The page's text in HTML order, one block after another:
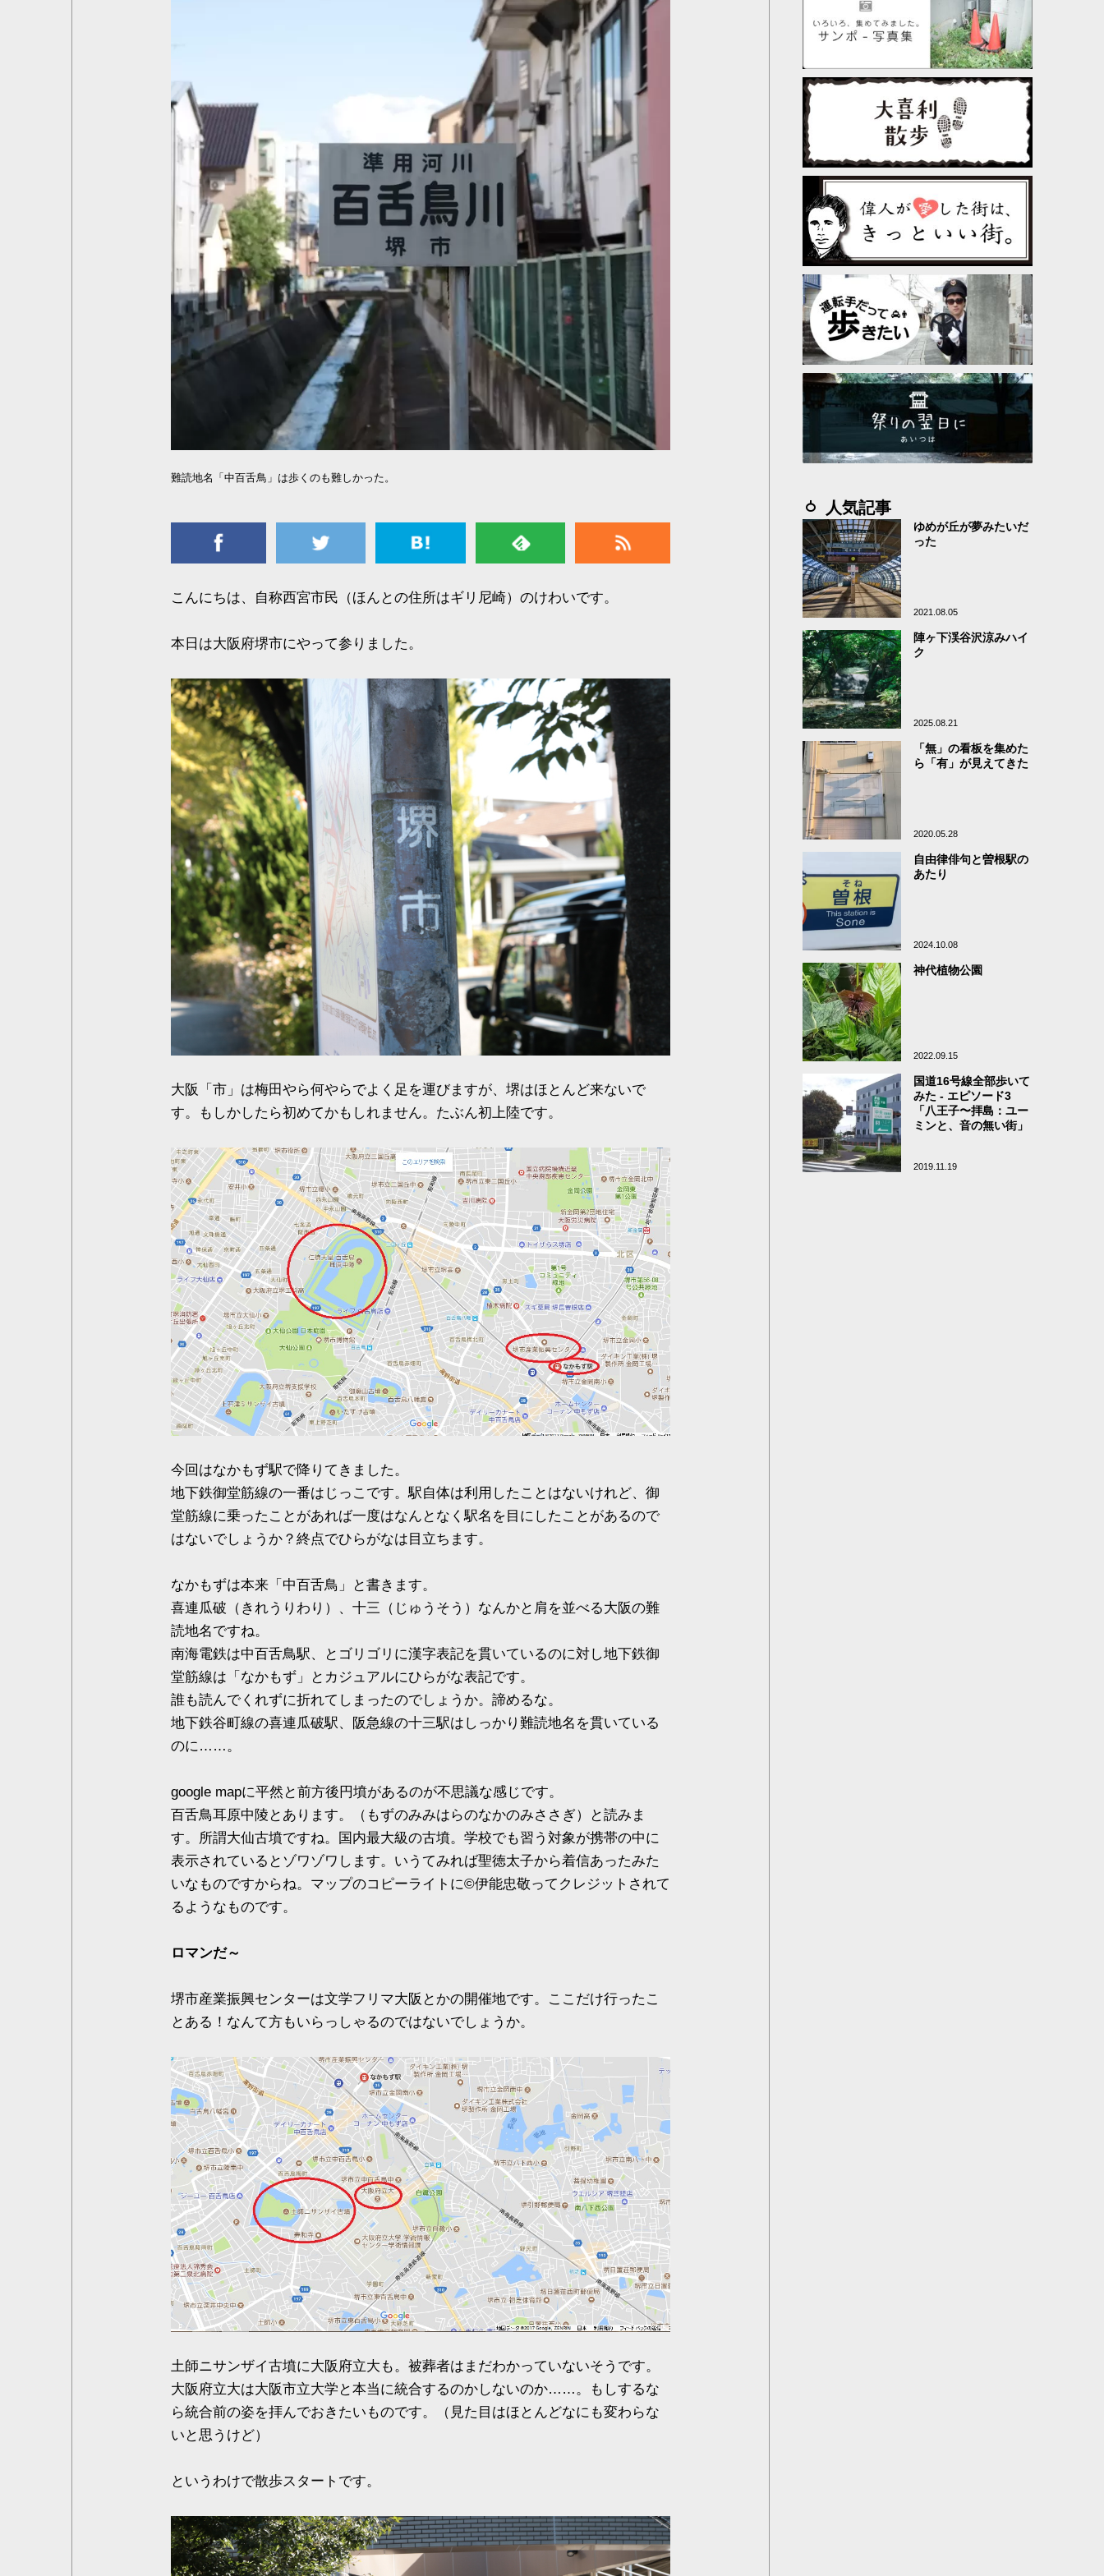
難読地名「中百舌鳥」は歩くのも難しかった。
こんにちは、自称西宮市民（ほんとの住所はギリ尼崎）のけわいです。
本日は大阪府堺市にやって参りました。
大阪「市」は梅田やら何やらでよく足を運びますが、堺はほとんど来ないで
す。もしかしたら初めてかもしれません。たぶん初上陸です。
今回はなかもず駅で降りてきました。
地下鉄御堂筋線の一番はじっこです。駅自体は利用したことはないけれど、御
堂筋線に乗ったことがあれば一度はなんとなく駅名を目にしたことがあるので
はないでしょうか？終点でひらがなは目立ちます。
なかもずは本来「中百舌鳥」と書きます。
喜連瓜破（きれうりわり）、十三（じゅうそう）なんかと肩を並べる大阪の難
読地名ですね。
南海電鉄は中百舌鳥駅、とゴリゴリに漢字表記を貫いているのに対し地下鉄御
堂筋線は「なかもず」とカジュアルにひらがな表記です。
誰も読んでくれずに折れてしまったのでしょうか。諦めるな。
地下鉄谷町線の喜連瓜破駅、阪急線の十三駅はしっかり難読地名を貫いている
のに……。
google mapに平然と前方後円墳があるのが不思議な感じです。
百舌鳥耳原中陵とあります。（もずのみみはらのなかのみささぎ）と読みま
す。所謂大仙古墳ですね。国内最大級の古墳。学校でも習う対象が携帯の中に
表示されているとゾワゾワします。いうてみれば聖徳太子から着信あったみた
いなものですからね。マップのコピーライトに©伊能忠敬ってクレジットされて
るようなものです。
ロマンだ～
堺市産業振興センターは文学フリマ大阪とかの開催地です。ここだけ行ったこ
とある！なんて方もいらっしゃるのではないでしょうか。
土師ニサンザイ古墳に大阪府立大も。被葬者はまだわかっていないそうです。
大阪府立大は大阪市立大学と本当に統合するのかしないのか……。もしするな
ら統合前の姿を拝んでおきたいものです。（見た目はほとんどなにも変わらな
いと思うけど）
というわけで散歩スタートです。
人気記事
ゆめが丘が夢みたいだ
った
2021.08.05
陣ヶ下渓谷沢涼みハイ
ク
2025.08.21
「無」の看板を集めた
ら「有」が見えてきた
2020.05.28
自由律俳句と曽根駅の
あたり
2024.10.08
神代植物公園
2022.09.15
国道16号線全部歩いて
みた - エピソード3
「八王子〜拝島：ユー
ミンと、音の無い街」
2019.11.19